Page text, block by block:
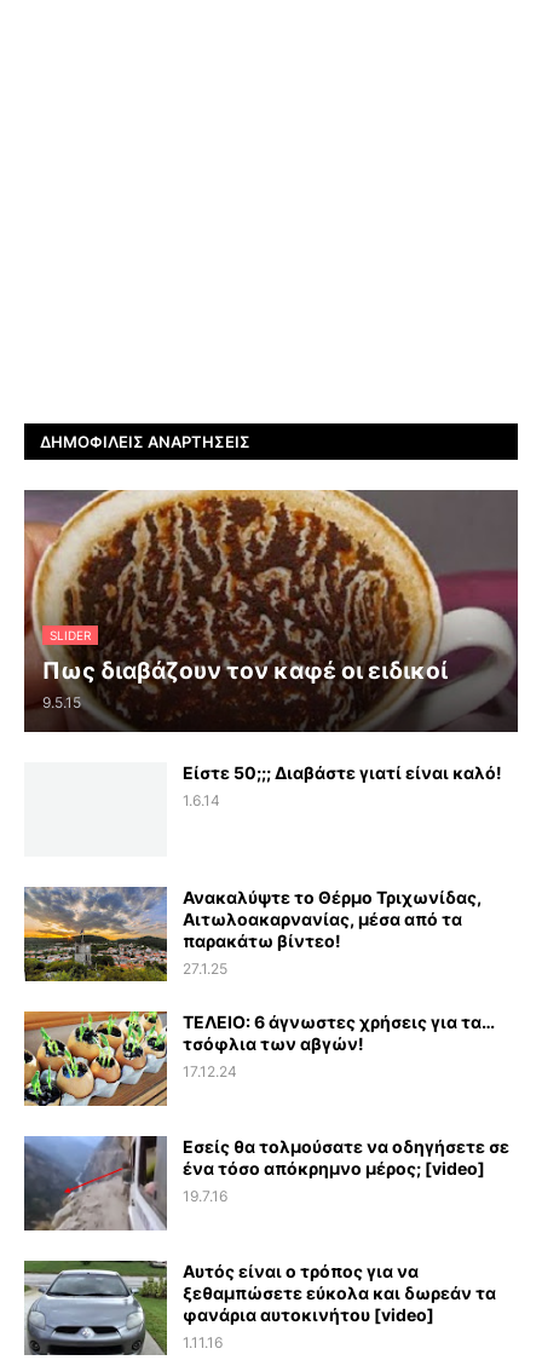
ΔΗΜΟΦΙΛΕΊΣ ΑΝΑΡΤΉΣΕΙΣ
SLIDER
Πως διαβάζουν τον καφέ οι ειδικοί
9.5.15
Είστε 50;;; Διαβάστε γιατί είναι καλό!
1.6.14
Ανακαλύψτε το Θέρμο Τριχωνίδας,
Αιτωλοακαρνανίας, μέσα από τα
παρακάτω βίντεο!
27.1.25
ΤΕΛΕΙΟ: 6 άγνωστες χρήσεις για τα…
τσόφλια των αβγών!
17.12.24
Εσείς θα τολμούσατε να οδηγήσετε σε
ένα τόσο απόκρημνο μέρος; [video]
19.7.16
Αυτός είναι ο τρόπος για να
ξεθαμπώσετε εύκολα και δωρεάν τα
φανάρια αυτοκινήτου [video]
1.11.16